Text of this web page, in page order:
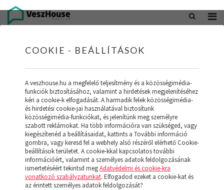
office@veszhouse.hu +36 20 402 5098
INGATLAN KÉSZLETÜNK
(19)
COOKIE - BEÁLLÍTÁSOK
A veszhouse.hu a megfelelő teljesítmény és a közösségimédia-
funkciók biztosításához, valamint a hirdetések megjelenítéséhez
kéri a cookie-k elfogadását. A harmadik felek közösségimédia-
és hirdetési cookie-jai használatával biztosítunk
közösségimédia-funkciókat, és jelenítünk meg személyre
szabott reklámokat. Ha több információra van szükséged, vagy
kiegészítenéd a beállításaidat, kattints a További információ
gombra, vagy keresd fel a webhely alsó részéről elérhető Cookie-
beállítások területet. A cookie-kkal kapcsolatos további
információért, valamint a személyes adatok feldolgozásának
ismertetéséért tekintsd megAdatvédelmi és cookie-kra
vonatkozó szabályzatunkat. Elfogadod ezeket a cookie-kat és
az érintett személyes adatok feldolgozását?